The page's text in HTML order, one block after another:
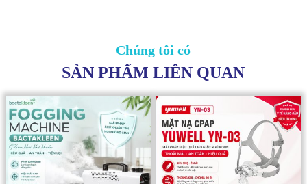
Chúng tôi có
SẢN PHẨM LIÊN QUAN